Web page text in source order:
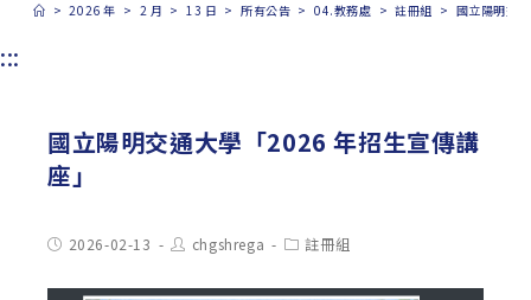
> 2026 年 > 2 月 > 13 日 > 所有公告 > 04.教務處 > 註冊組 > 國立陽明交
:::
國立陽明交通大學「2026 年招生宣傳講
座」
Post2026-02-13
Post
author:
chgshrega
Post註冊組